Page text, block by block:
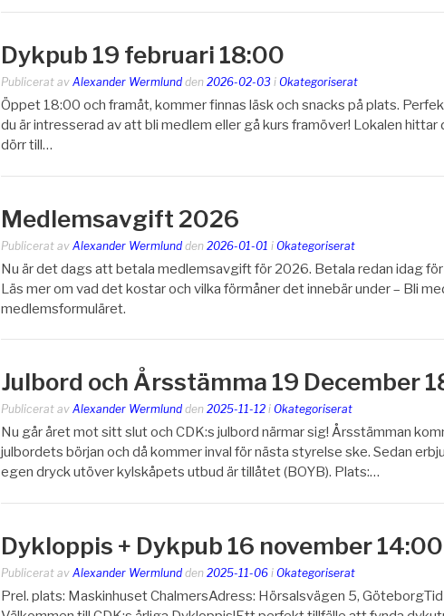
Dykpub 19 februari 18:00
Publicerat av Alexander Wermlund den 2026-02-03 i Okategoriserat
Öppet 18:00 och framåt, kommer finnas läsk och snacks på plats.
du är intresserad av att bli medlem eller gå kurs framöver! Lokalen hittar
dörr till…
Medlemsavgift 2026
Publicerat av Alexander Wermlund den 2026-01-01 i Okategoriserat
Nu är det dags att betala medlemsavgift för 2026. Betala redan idag
Läs mer om vad det kostar och vilka förmåner det innebär under – Bli
medlemsformuläret.
Julbord och Årsstämma 19 December
Publicerat av Alexander Wermlund den 2025-11-12 i Okategoriserat
Nu går året mot sitt slut och CDK:s julbord närmar sig! Årsstämman
julbordets början och då kommer inval för nästa styrelse ske. Sedan
egen dryck utöver kylskåpets utbud är tillåtet (BOYB). Plats:…
Dykloppis + Dykpub 16 november 14:00
Publicerat av Alexander Wermlund den 2025-11-06 i Okategoriserat
Prel. plats: Maskinhuset ChalmersAdress: Hörsalsvägen 5,